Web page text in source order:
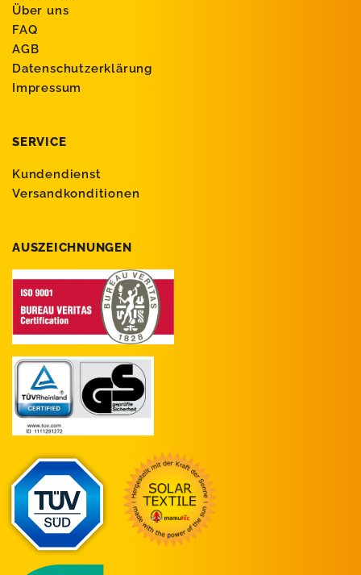
Über uns
FAQ
AGB
Datenschutzerklärung
Impressum
SERVICE
Kundendienst
Versandkonditionen
AUSZEICHNUNGEN